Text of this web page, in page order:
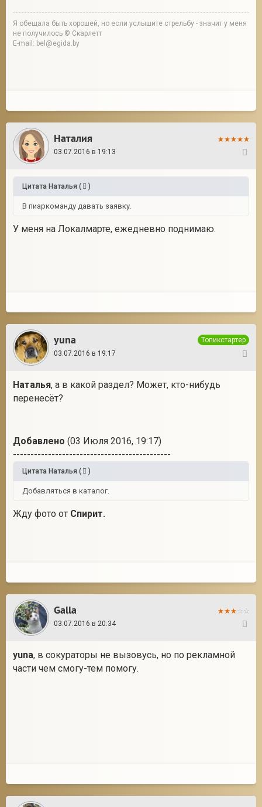
Я обещала быть хорошей, но если услышите стрельбу - значит у меня
не получилось © Скарлетт
E-mail: bel@egida.by
Наталия
03.07.2016 в 19:13
Цитата Наталья ( )
В пиаркоманду давать заявку.
У меня на Локалмарте, ежедневно поднимаю.
yuna
Топикстартер
03.07.2016 в 19:17
Наталья, а в какой раздел? Может, кто-нибудь
перенесёт?
Добавлено (03 Июля 2016, 19:17)
---------------------------------------------
Цитата Наталья ( )
Добавляться в каталог.
Жду фото от Спирит.
Galla
03.07.2016 в 20:34
yuna, в сокураторы не вызовусь, но по рекламной
части чем смогу-тем помогу.